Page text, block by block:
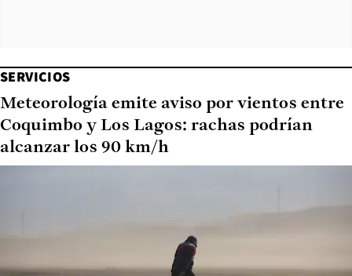
SERVICIOS
Meteorología emite aviso por vientos entre
Coquimbo y Los Lagos: rachas podrían
alcanzar los 90 km/h